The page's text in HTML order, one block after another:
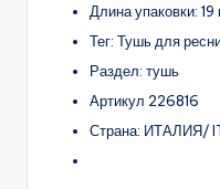
Длина упаковки:
Тег: Тушь для
Раздел: тушь
Артикул 226816
Страна: ИТАЛИЯ/